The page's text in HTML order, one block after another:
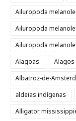
Ailuropoda
Ailuropoda
Ailuropoda
Alagoas.
Alagos
Albatroz-de-
aldeias indígenas
Alligator